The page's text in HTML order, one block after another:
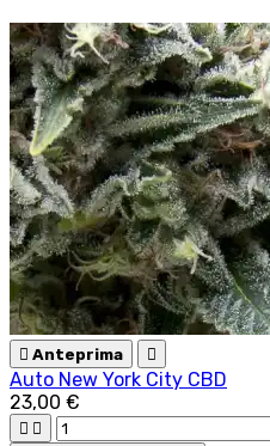
 Anteprima 
Auto New York City CBD
23,00 €
 